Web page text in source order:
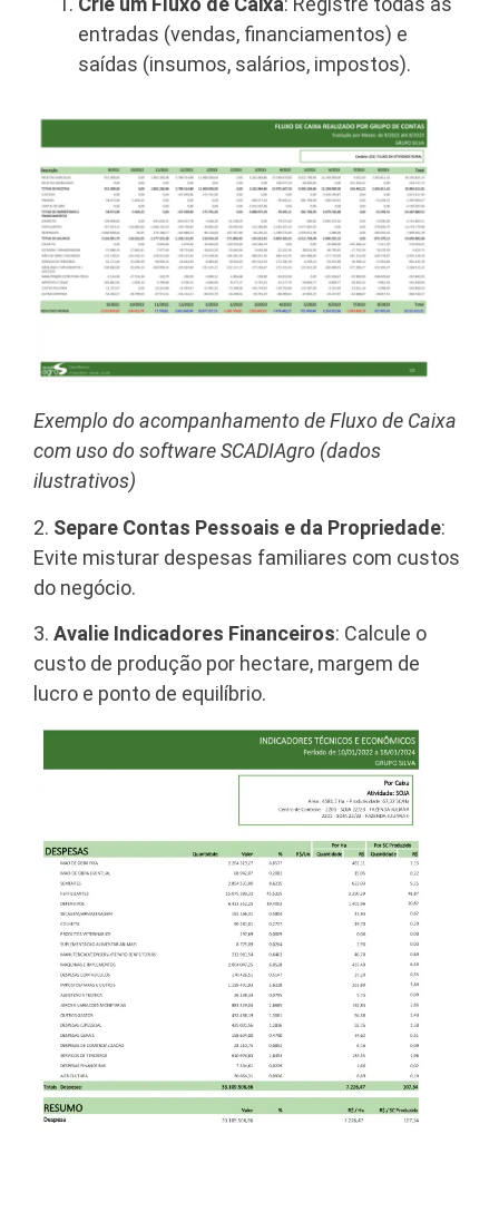
entradas (vendas, financiamentos) e
saídas (insumos, salários, impostos).
Exemplo do acompanhamento de Fluxo de Caixa
com uso do software SCADIAgro (dados
ilustrativos)
2. Separe Contas Pessoais e da Propriedade:
Evite misturar despesas familiares com custos
do negócio.
3. Avalie Indicadores Financeiros: Calcule o
custo de produção por hectare, margem de
lucro e ponto de equilíbrio.